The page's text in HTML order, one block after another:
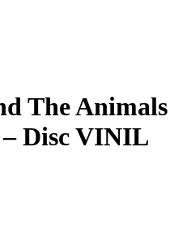
The Animals
Disc VINIL